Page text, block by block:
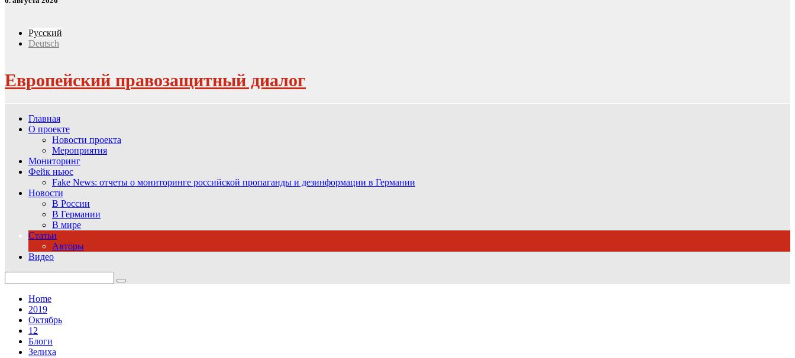
Русский
Deutsch
Европейский правозащитный диалог
Главная
О проекте
Новости проекта
Мероприятия
Мониторинг
Фейк ньюс
Fake News: отчеты о мониторинге российской пропаганды и дезинформации в Германии
Новости
В России
В Германии
В мире
Статьи
Авторы
Видео
for:
Home
2019
Октябрь
12
Блоги
Зелиха